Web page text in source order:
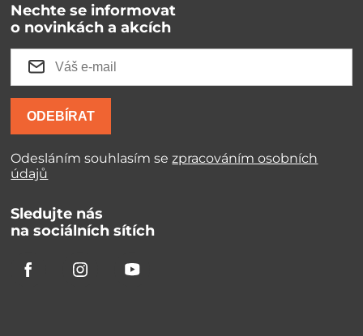
Nechte se informovat
o novinkách a akcích
ODEBÍRAT
Odesláním souhlasím sezpracováním osobních
údajů
Sledujte nás
na sociálních sítích